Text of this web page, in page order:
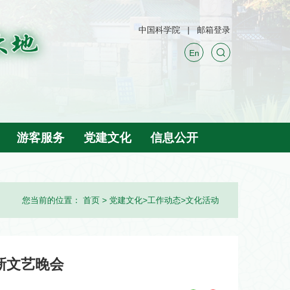
中国科学院 邮箱登录
En
游客服务 党建文化 信息公开
您当前的位置： 首页 > 党建文化>工作动态>文化活动
文艺晚会